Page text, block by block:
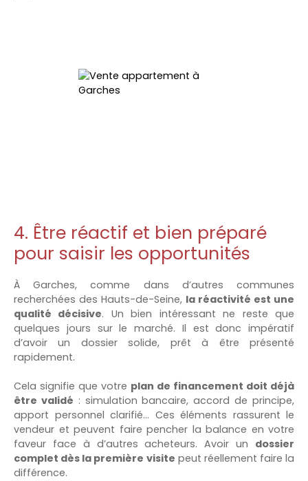
4. Être réactif et bien préparé
pour saisir les opportunités
À Garches, comme dans d’autres communes
recherchées des Hauts-de-Seine, la réactivité est une
qualité décisive. Un bien intéressant ne reste que
quelques jours sur le marché. Il est donc impératif
d’avoir un dossier solide, prêt à être présenté
rapidement.
Cela signifie que votre plan de financement doit déjà
être validé : simulation bancaire, accord de principe,
apport personnel clarifié… Ces éléments rassurent le
vendeur et peuvent faire pencher la balance en votre
faveur face à d’autres acheteurs. Avoir un dossier
complet dès la première visite peut réellement faire la
différence.